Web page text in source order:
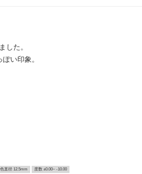
した。
い印象。
直径 12.5mm 度数 ±0.00~ -10.00